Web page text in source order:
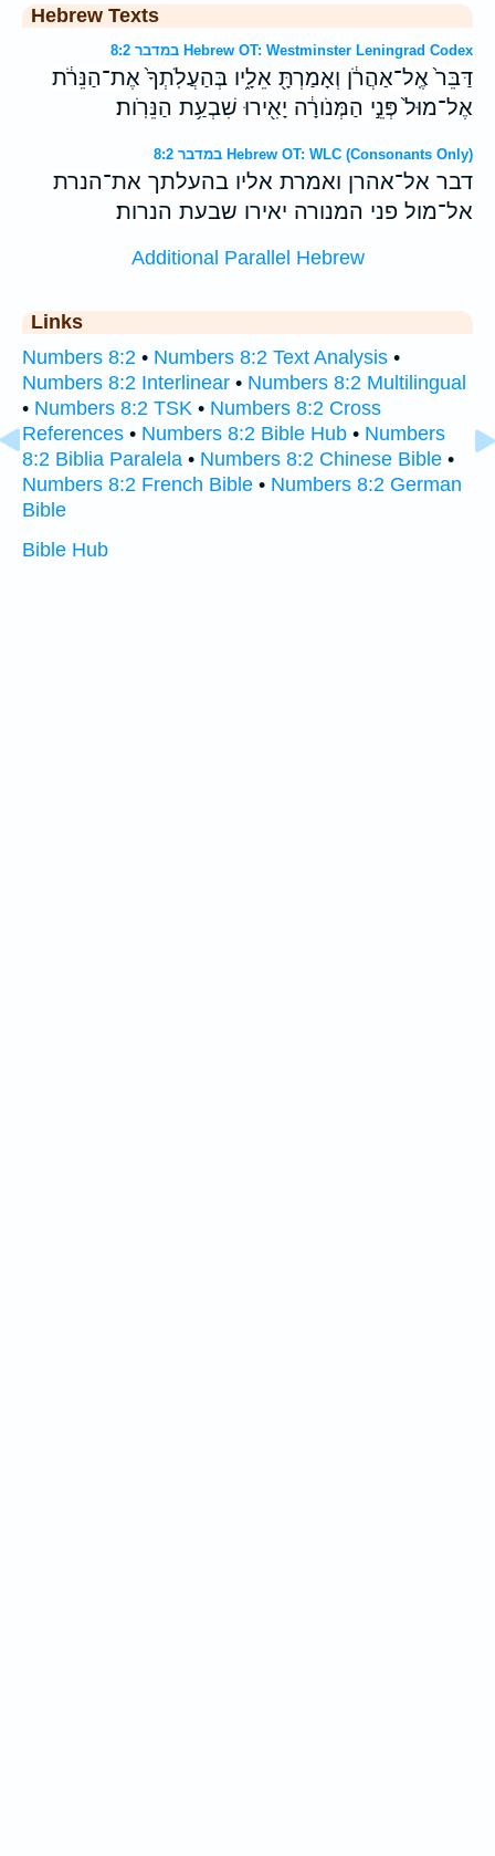
Hebrew Texts
במדבר 8:2 Hebrew OT: Westminster Leningrad Codex
דַּבֵּר֙ אֶֽל־אַהֲרֹ֔ן וְאָמַרְתָּ֖ אֵלָ֑יו בְּהַעֲלֹֽתְךָ֙ אֶת־הַנֵּרֹ֔ת
אֶל־מוּל֙ פְּנֵ֣י הַמְּנֹורָ֔ה יָאִ֖ירוּ שִׁבְעַ֥ת הַנֵּרֹֽות׃
במדבר 8:2 Hebrew OT: WLC (Consonants Only)
דבר אל־אהרן ואמרת אליו בהעלתך את־הנרת
אל־מול פני המנורה יאירו שבעת הנרות׃
Additional Parallel Hebrew
Links
Numbers 8:2 • Numbers 8:2 Text Analysis •
Numbers 8:2 Interlinear • Numbers 8:2 Multilingual
• Numbers 8:2 TSK • Numbers 8:2 Cross
References • Numbers 8:2 Bible Hub • Numbers
8:2 Biblia Paralela • Numbers 8:2 Chinese Bible •
Numbers 8:2 French Bible • Numbers 8:2 German
Bible
Bible Hub